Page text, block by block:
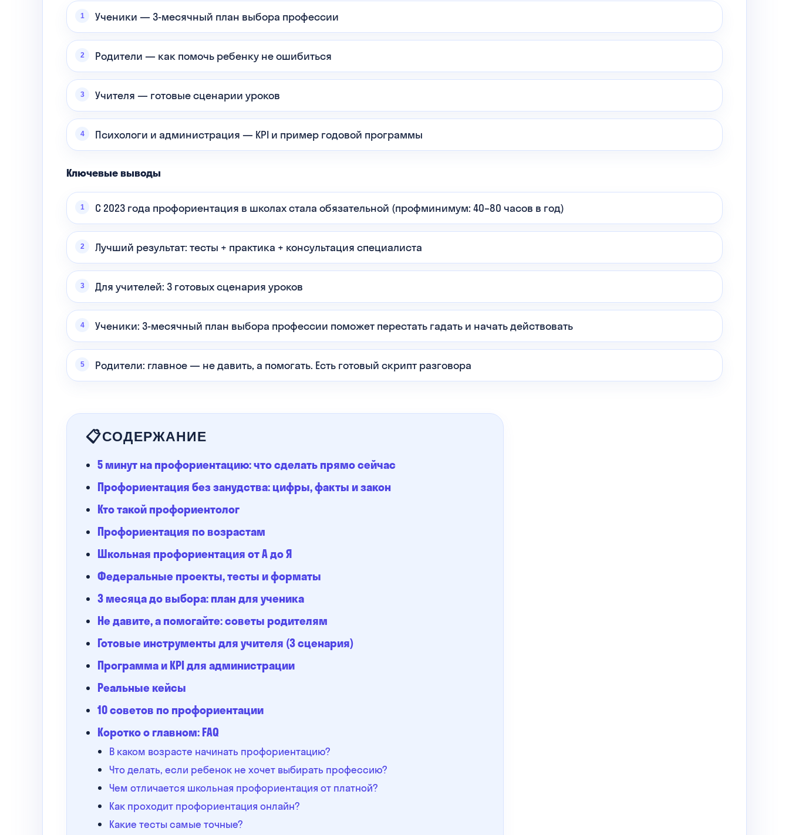
Ученики — 3-месячный план выбора профессии
Родители — как помочь ребенку не ошибиться
Учителя — готовые сценарии уроков
Психологи и администрация — KPI и пример годовой программы
Ключевые выводы
С 2023 года профориентация в школах стала обязательной (профминимум: 40–80 часов в год)
Лучший результат: тесты + практика + консультация специалиста
Для учителей: 3 готовых сценария уроков
Ученики: 3-месячный план выбора профессии поможет перестать гадать и начать действовать
Родители: главное — не давить, а помогать. Есть готовый скрипт разговора
СОДЕРЖАНИЕ
5 минут на профориентацию: что сделать прямо сейчас
Профориентация без занудства: цифры, факты и закон
Кто такой профориентолог
Профориентация по возрастам
Школьная профориентация от А до Я
Федеральные проекты, тесты и форматы
3 месяца до выбора: план для ученика
Не давите, а помогайте: советы родителям
Готовые инструменты для учителя (3 сценария)
Программа и KPI для администрации
Реальные кейсы
10 советов по профориентации
Коротко о главном: FAQ
В каком возрасте начинать профориентацию?
Что делать, если ребенок не хочет выбирать профессию?
Чем отличается школьная профориентация от платной?
Как проходит профориентация онлайн?
Какие тесты самые точные?